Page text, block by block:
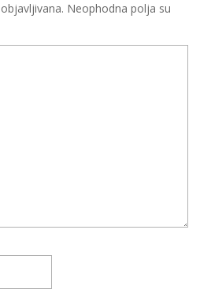
Neophodna polja su